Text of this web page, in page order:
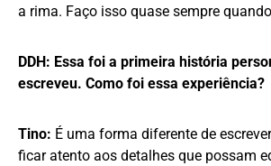
a rima. Faço isso quase sempre
DDH: Essa foi a primeira história
escreveu. Como foi essa experiência?
Tino: É uma forma diferente de
ficar atento aos detalhes que possam